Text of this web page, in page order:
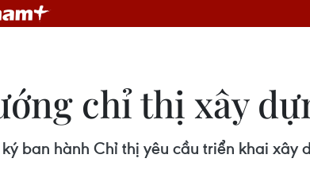
chỉ thị xây
ban hành Chỉ thị yêu cầu triển khai